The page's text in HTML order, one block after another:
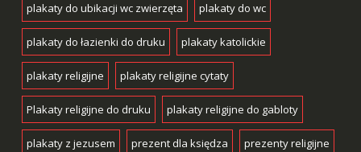
plakaty do ubikacji wc zwierzęta plakaty do wc
plakaty do łazienki do druku plakaty katolickie
plakaty religijne plakaty religijne cytaty
Plakaty religijne do druku plakaty religijne do gabloty
plakaty z jezusem prezent dla księdza prezenty religijne